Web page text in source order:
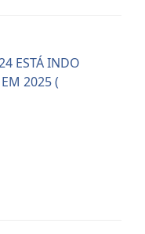
ESTÁ INDO
2025 (